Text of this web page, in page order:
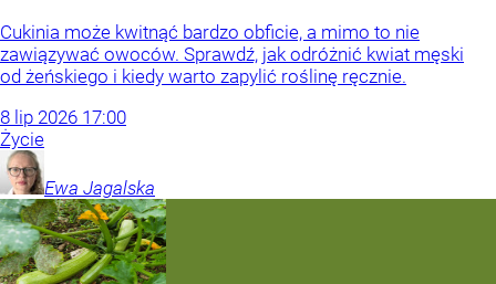
Cukinia może kwitnąć bardzo obficie, a mimo to nie
zawiązywać owoców. Sprawdź, jak odróżnić kwiat męski
od żeńskiego i kiedy warto zapylić roślinę ręcznie.
8 lip 2026 17:00
Życie
Ewa Jagalska